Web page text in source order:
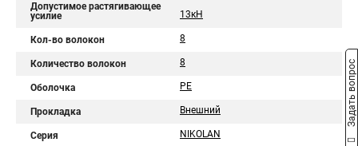
Допустимое растягивающее
усилие
13кН
Кол-во волокон 8
Количество волокон 8
Оболочка PE
Прокладка Внешний
Серия NIKOLAN
Задать вопрос